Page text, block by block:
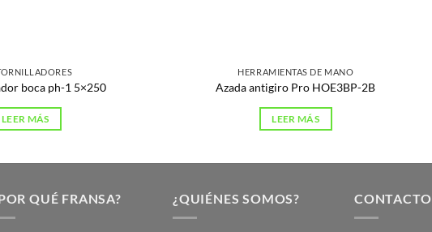
boca ph-1 5×250
LEER MÁS
HERRAMIENTAS DE MANO
Azada antigiro Pro HOE3BP-2B
LEER MÁS
QUÉ FRANSA? ¿QUIÉNES SOMOS? CONTACTO